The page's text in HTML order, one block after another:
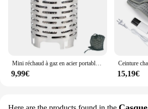
Mini réchaud à gaz en acier portable résistant à l'usure, équipement de couverture chauffante pour camping en plein air
9,99€ 15,19€